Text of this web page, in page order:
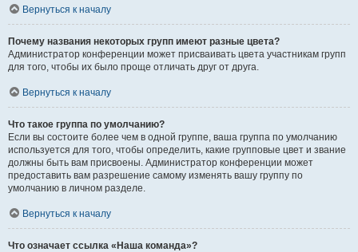
Вернуться к началу
Почему названия некоторых групп имеют разные цвета?
Администратор конференции может присваивать цвета участникам групп
для того, чтобы их было проще отличать друг от друга.
Вернуться к началу
Что такое группа по умолчанию?
Если вы состоите более чем в одной группе, ваша группа по умолчанию
используется для того, чтобы определить, какие групповые цвет и звание
должны быть вам присвоены. Администратор конференции может
предоставить вам разрешение самому изменять вашу группу по
умолчанию в личном разделе.
Вернуться к началу
Что означает ссылка «Наша команда»?